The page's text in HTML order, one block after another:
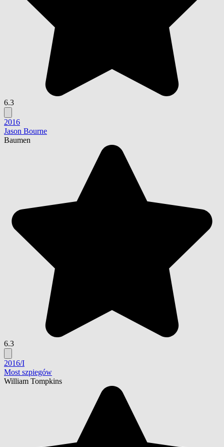
6.3
2016
Jason Bourne
Baumen
6.3
2016/I
Most szpiegów
William Tompkins